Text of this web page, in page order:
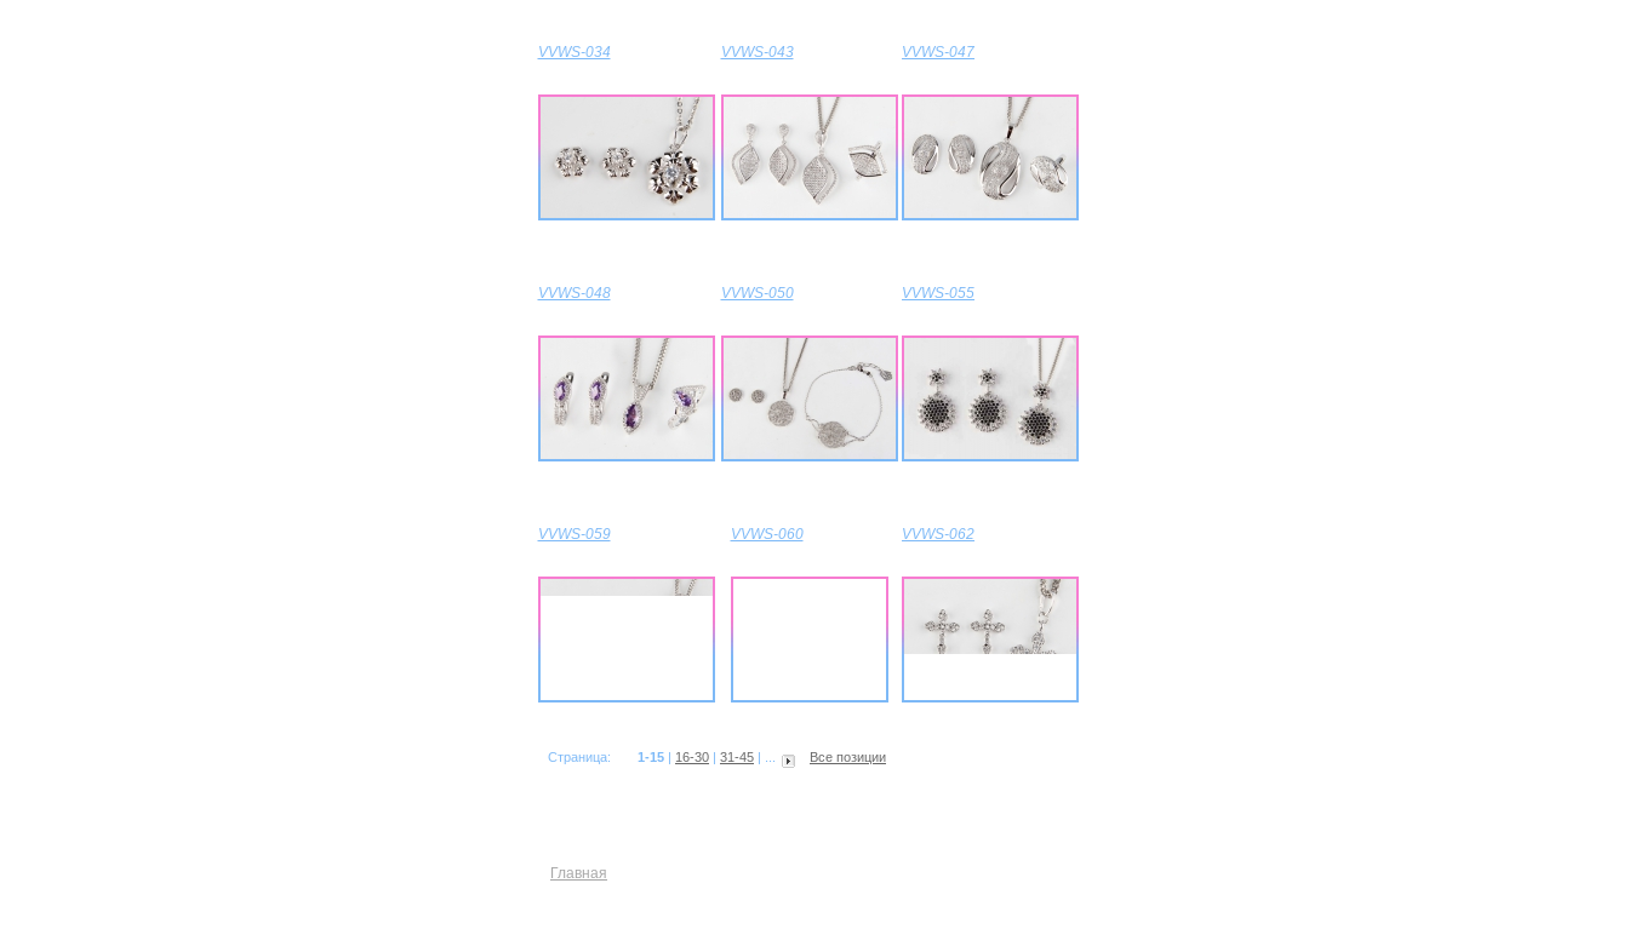
VVWS-034 VVWS-043 VVWS-047
VVWS-048 VVWS-050 VVWS-055
VVWS-059 VVWS-060 VVWS-062
Страница: 1-15 16-30 31-45 | ... Все позиции
Главная